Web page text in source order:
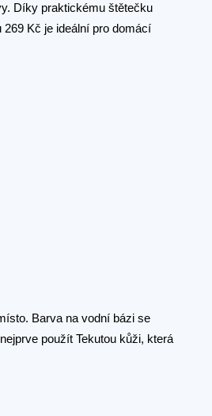
Díky praktickému štětečku
Kč je ideální pro domácí
Barva na vodní bázi se
použít Tekutou kůži, která